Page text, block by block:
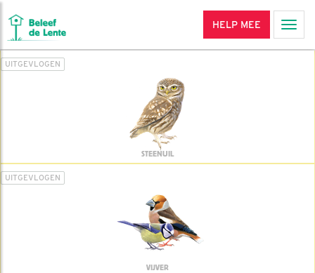
HELP MEE
UITGEVLOGEN
STEENUIL
UITGEVLOGEN
VIJVER